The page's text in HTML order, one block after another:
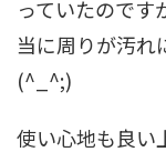
っていたのです
当に周りが汚れ
(^_^;)
使い心地も良い